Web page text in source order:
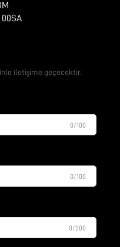
00SA
iletişime geçecektir.
0/100
0/100
0/200